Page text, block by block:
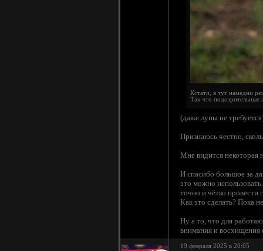
Кстати, я тут намедни
Так что подозрительные
(даже лупы не
Признаюсь честно,
Мне видится некоторая
И спасибо большое за
это можно
точно и чётко провести
Как это сделать? Пока
Ну а то, что для
внимания и
19 февраля 2025 в 20:05